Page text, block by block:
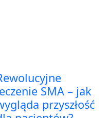
SMA – jak
przyszłość